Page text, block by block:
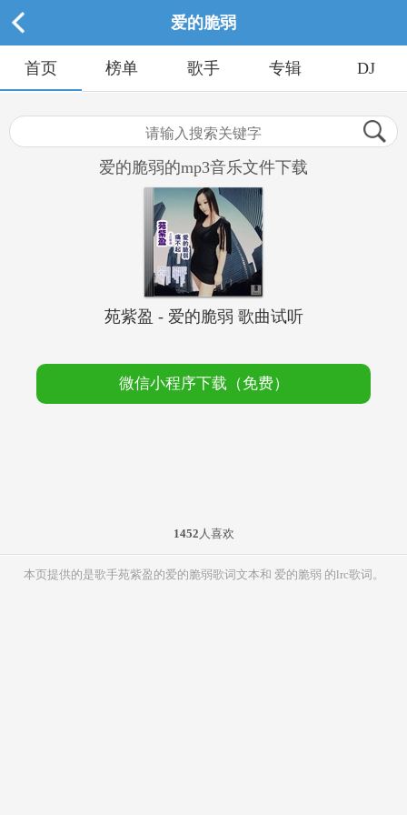
爱的脆弱
首页 榜单 歌手 专辑 DJ
爱的脆弱的mp3音乐文件下载
苑紫盈 - 爱的脆弱 歌曲试听
微信小程序下载（免费）
1452 人喜欢
本页提供的是歌手苑紫盈的爱的脆弱歌词文本和 爱的脆弱 的lrc歌词。